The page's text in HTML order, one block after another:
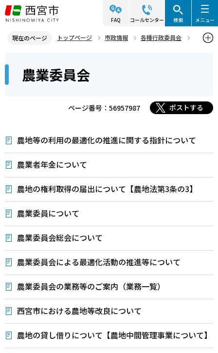
こ
の
ジ
先
FAQ コールセンター 検索 メニュー
現在のページ トップページ 市政情報
各種行政委員会
こ
農業委員会
ページ番号：56957987 ポストする
農地等の利用の最適化の推進に関する指針について
農業者年金について
農地の権利取得の届出について【農地法第3条の3】
農業委員について
農業委員会総会について
農業委員会による最適化活動の推進等について
農業委員会の業務等のご案内（業務一覧）
西宮市における農地等改良について
農地の貸し借りについて【農地中間管理事業について】